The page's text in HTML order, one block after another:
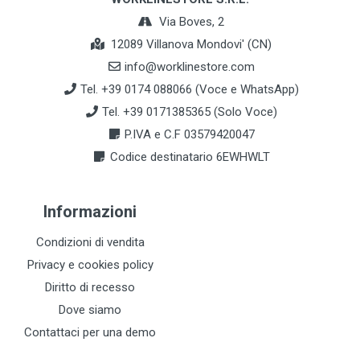
Via Boves, 2
12089 Villanova Mondovi' (CN)
info@worklinestore.com
Tel. +39 0174 088066 (Voce e WhatsApp)
Tel. +39 0171385365 (Solo Voce)
P.IVA e C.F 03579420047
Codice destinatario 6EWHWLT
Informazioni
Condizioni di vendita
Privacy e cookies policy
Diritto di recesso
Dove siamo
Contattaci per una demo